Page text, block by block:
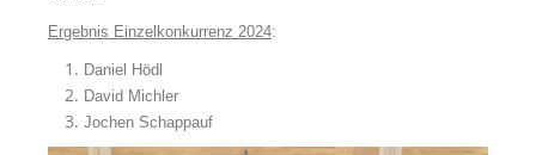
Ergebnis Einzelkonkurrenz 2024:
Daniel Hödl
David Michler
Jochen Schappauf